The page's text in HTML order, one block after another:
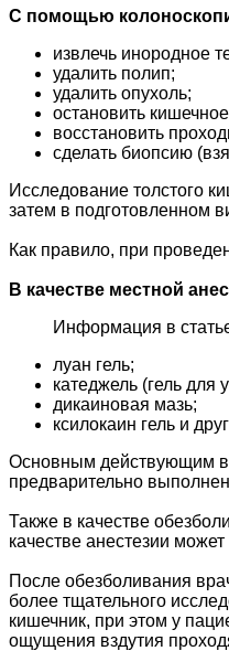
С помощью
извлечь инородное
удалить полип;
удалить опухоль;
остановить
восстановить
сделать биопсию
Исследование толстого
затем в подготовленном
Как правило, при
В качестве местной
Информация в
луан гель;
катеджель (гель для
дикаиновая мазь;
ксилокаин гель и
Основным действующим
предварительно
Также в качестве
качестве анестезии
После обезболивания
более тщательного
кишечник, при этом у
ощущения вздутия